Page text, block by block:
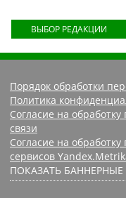
ВЫБОР РЕДАКЦИИ
Порядок обработки
Политика
Согласие на
связи
Согласие на
сервисов
ПОКАЗАТЬ